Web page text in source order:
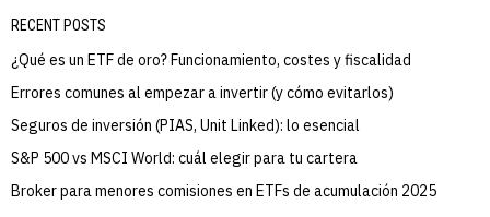
RECENT POSTS
¿Qué es un ETF de oro? Funcionamiento, costes y fiscalidad
Errores comunes al empezar a invertir (y cómo evitarlos)
Seguros de inversión (PIAS, Unit Linked): lo esencial
S&P 500 vs MSCI World: cuál elegir para tu cartera
Broker para menores comisiones en ETFs de acumulación 2025